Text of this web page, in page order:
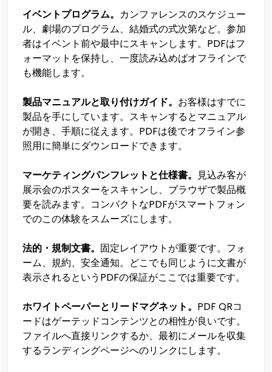
イベントプログラム。 カンファレンスのスケジュー
ル、劇場のプログラム、結婚式の式次第など。参加
者はイベント前や最中にスキャンします。PDFはフ
ォーマットを保持し、一度読み込めばオフラインで
も機能します。
製品マニュアルと取り付けガイド。 お客様はすでに
製品を手にしています。スキャンするとマニュアル
が開き、手順に従えます。PDFは後でオフライン参
照用に簡単にダウンロードできます。
マーケティングパンフレットと仕様書。 見込み客が
展示会のポスターをスキャンし、ブラウザで製品概
要を読みます。コンパクトなPDFがスマートフォン
でのこの体験をスムーズにします。
法的・規制文書。 固定レイアウトが重要です。フォ
ーム、規約、安全通知。どこでも同じように文書が
表示されるというPDFの保証がここでは重要です。
ホワイトペーパーとリードマグネット。 PDF QRコ
ードはゲーテッドコンテンツとの相性が良いです。
ファイルへ直接リンクするか、最初にメールを収集
するランディングページへのリンクにします。